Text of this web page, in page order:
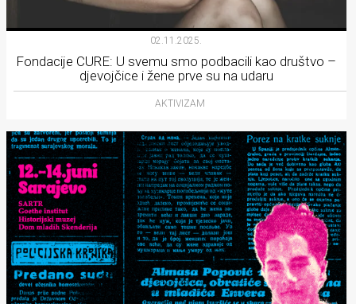
02.11.2025.
Fondacije CURE: U svemu smo podbacili kao društvo –
djevojčice i žene prve su na udaru
AKTIVIZAM